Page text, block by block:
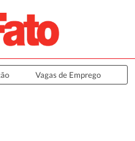
Vagas de Emprego